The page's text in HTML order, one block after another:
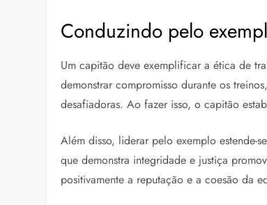
Conduzindo pelo
Um capitão deve exemplificar a ética de
demonstrar compromisso durante os
desafiadoras. Ao fazer isso, o capitão
Além disso, liderar pelo exemplo estende-
que demonstra integridade e justiça
positivamente a reputação e a coesão da